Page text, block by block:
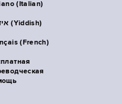
(Italian)
אידיש (Yiddish)
(French)